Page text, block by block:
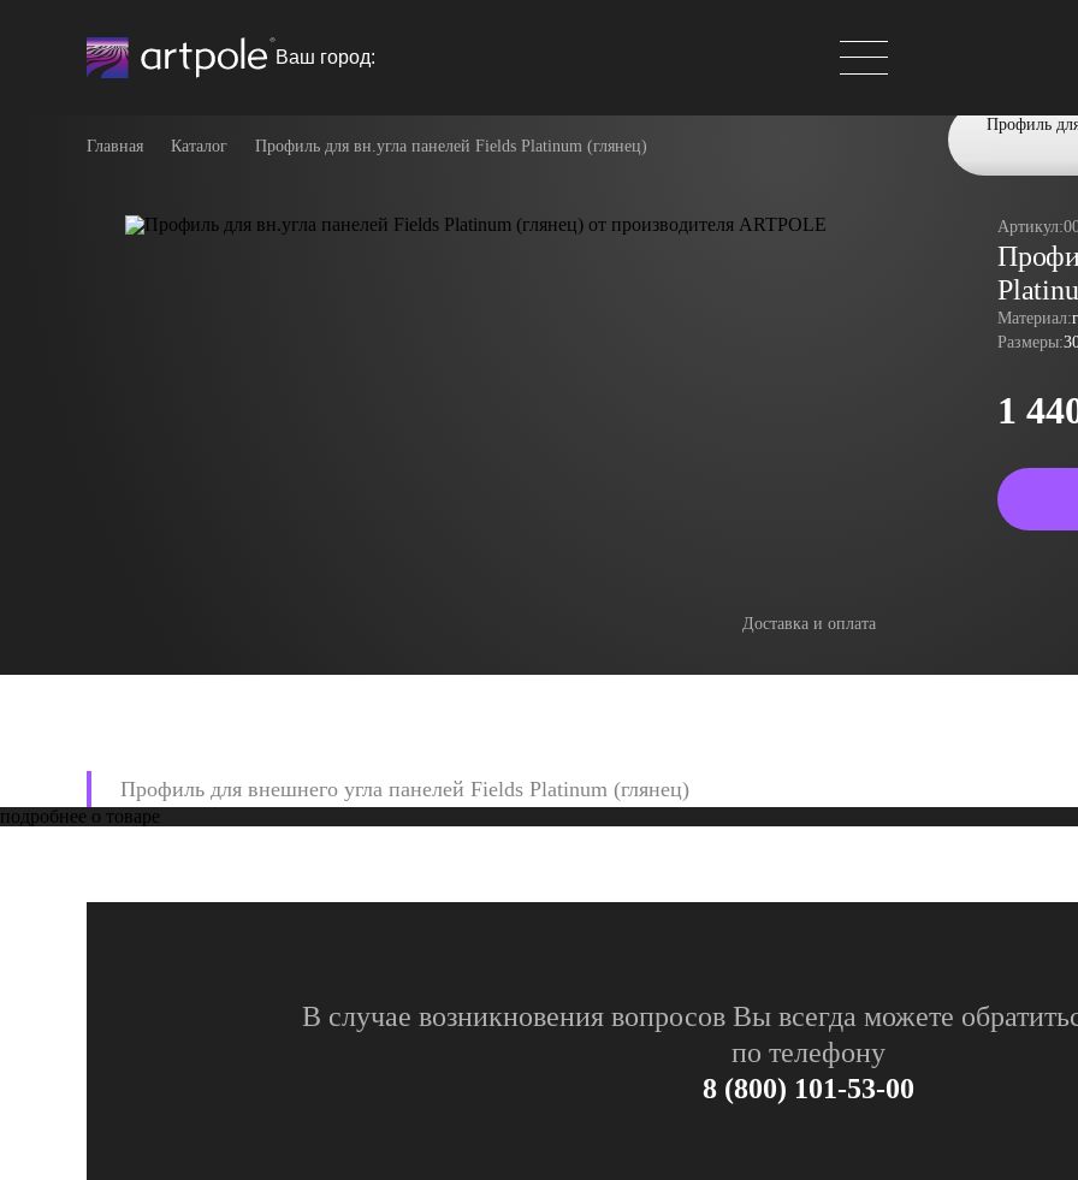
Ваш город:
Главная Каталог Профиль для вн.угла панелей Fields Platinum (глянец)
Артикул:
Материал:
Размеры:
1
Профиль
Доставка и оплата
Профиль для внешнего угла панелей Fields Platinum (глянец)
подробнее о товаре
В случае возникновения вопросов Вы всегда можете
по телефону
8 (800) 101-53-00